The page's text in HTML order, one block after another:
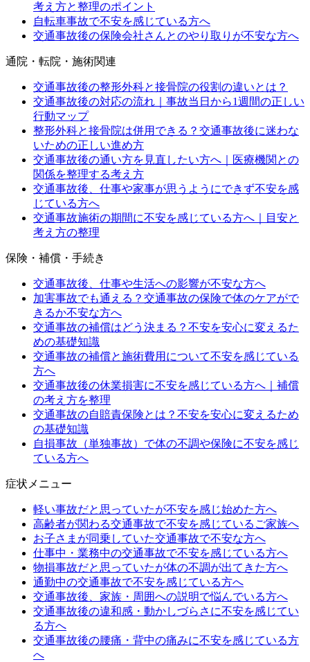
考え方と整理のポイント
自転車事故で不安を感じている方へ
交通事故後の保険会社さんとのやり取りが不安な方へ
通院・転院・施術関連
交通事故後の整形外科と接骨院の役割の違いとは？
交通事故後の対応の流れ｜事故当日から1週間の正しい
行動マップ
整形外科と接骨院は併用できる？交通事故後に迷わな
いための正しい進め方
交通事故後の通い方を見直したい方へ｜医療機関との
関係を整理する考え方
交通事故後、仕事や家事が思うようにできず不安を感
じている方へ
交通事故施術の期間に不安を感じている方へ｜目安と
考え方の整理
保険・補償・手続き
交通事故後、仕事や生活への影響が不安な方へ
加害事故でも通える？交通事故の保険で体のケアがで
きるか不安な方へ
交通事故の補償はどう決まる？不安を安心に変えるた
めの基礎知識
交通事故の補償と施術費用について不安を感じている
方へ
交通事故後の休業損害に不安を感じている方へ｜補償
の考え方を整理
交通事故の自賠責保険とは？不安を安心に変えるため
の基礎知識
自損事故（単独事故）で体の不調や保険に不安を感じ
ている方へ
症状メニュー
軽い事故だと思っていたが不安を感じ始めた方へ
高齢者が関わる交通事故で不安を感じているご家族へ
お子さまが同乗していた交通事故で不安な方へ
仕事中・業務中の交通事故で不安を感じている方へ
物損事故だと思っていたが体の不調が出てきた方へ
通勤中の交通事故で不安を感じている方へ
交通事故後、家族・周囲への説明で悩んでいる方へ
交通事故後の違和感・動かしづらさに不安を感じてい
る方へ
交通事故後の腰痛・背中の痛みに不安を感じている方
へ